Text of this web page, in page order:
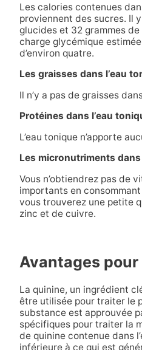
Les calories contenues
proviennent des sucres. Il
glucides et 32 grammes
charge glycémique
d’environ quatre.
Les graisses dans l’eau
Il n’y a pas de graisses
Protéines dans l’eau
L’eau tonique n’apporte
Les micronutriments dans
Vous n’obtiendrez pas de
importants en consommant
vous trouverez une petite
zinc et de cuivre.
Avantages pour
La quinine, un ingrédient
être utilisée pour traiter le
substance est approuvée
spécifiques pour traiter la
de quinine contenue dans
inférieure à ce qui est